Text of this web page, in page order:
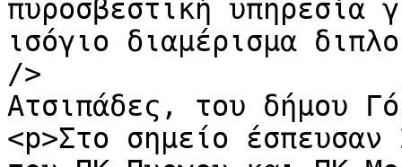
πυροσβεστική υπηρεσία
ισόγιο διαμέρισμα
/>
Ατσιπάδες, του δήμου
<p>Στο σημείο